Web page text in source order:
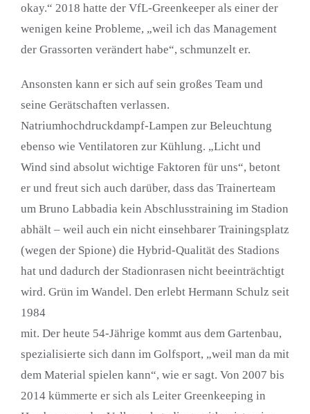
okay.“ 2018 hatte der VfL-Greenkeeper als einer der
wenigen keine Probleme, „weil ich das Management
der Grassorten verändert habe“, schmunzelt er.
Ansonsten kann er sich auf sein großes Team und
seine Gerätschaften verlassen.
Natriumhochdruckdampf-Lampen zur Beleuchtung
ebenso wie Ventilatoren zur Kühlung. „Licht und
Wind sind absolut wichtige Faktoren für uns“, betont
er und freut sich auch darüber, dass das Trainerteam
um Bruno Labbadia kein Abschlusstraining im Stadion
abhält – weil auch ein nicht einsehbarer Trainingsplatz
(wegen der Spione) die Hybrid-Qualität des Stadions
hat und dadurch der Stadionrasen nicht beeinträchtigt
wird. Grün im Wandel. Den erlebt Hermann Schulz seit
1984
mit. Der heute 54-Jährige kommt aus dem Gartenbau,
spezialisierte sich dann im Golfsport, „weil man da mit
dem Material spielen kann“, wie er sagt. Von 2007 bis
2014 kümmerte er sich als Leiter Greenkeeping in